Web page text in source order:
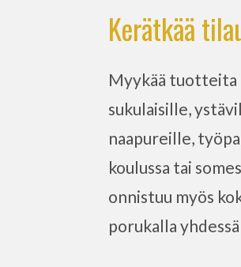
Kerätkää
Myykää tuotteita
sukulaisille,
naapureille,
koulussa tai
onnistuu myös
porukalla